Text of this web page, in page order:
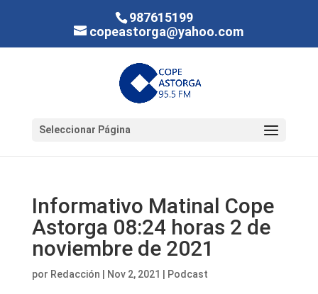
987615199
copeastorga@yahoo.com
Seleccionar Página
Informativo Matinal Cope
Astorga 08:24 horas 2 de
noviembre de 2021
por Redacción Nov 2, 2021 Podcast